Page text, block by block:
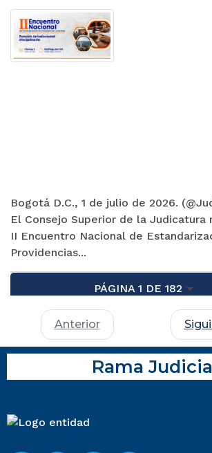
Bogotá D.C., 1 de julio de 2026.
El Consejo Superior de la Judicatura
II Encuentro Nacional de
Providencias...
PÁGINA 1 DE 182
Anterior
Rama